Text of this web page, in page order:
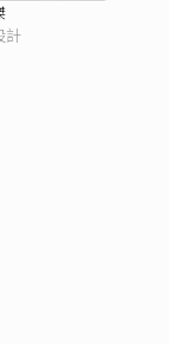
計